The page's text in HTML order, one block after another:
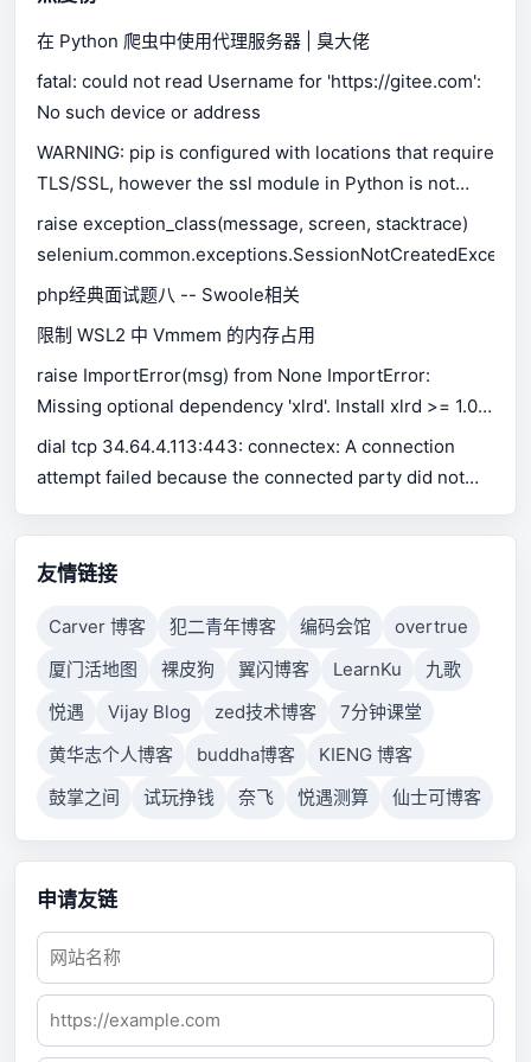
在 Python 爬虫中使用代理服务器 | 臭大佬
fatal: could not read Username for 'https://gitee.com':
No such device or address
WARNING: pip is configured with locations that require
TLS/SSL, however the ssl module in Python is not
available.
raise exception_class(message, screen, stacktrace)
php经典面试题八 -- Swoole相关
限制 WSL2 中 Vmmem 的内存占用
raise ImportError(msg) from None ImportError:
Missing optional dependency 'xlrd'. Install xlrd >= 1.0.0
for Excel support Use pip or conda to install xlrd.
dial tcp 34.64.4.113:443: connectex: A connection
attempt failed because the connected party did not
connection failed because connected host has failed
to respond.
友情链接
Carver 博客 犯二青年博客 编码会馆
overtrue
厦门活地图
裸皮狗 翼闪博客 LearnKu
九歌
悦遇
Vijay Blog zed技术博客
7分钟课堂
黄华志个人博客
buddha博客
KIENG 博客
鼓掌之间
试玩挣钱 奈飞 悦遇测算 仙士可博客
申请友链